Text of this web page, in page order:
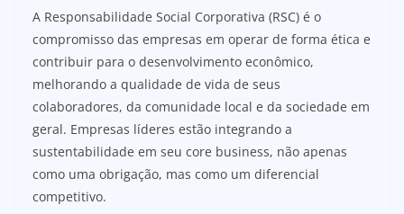
A Responsabilidade Social Corporativa (RSC) é o
compromisso das empresas em operar de forma ética e
contribuir para o desenvolvimento econômico,
melhorando a qualidade de vida de seus
colaboradores, da comunidade local e da sociedade em
geral. Empresas líderes estão integrando a
sustentabilidade em seu core business, não apenas
como uma obrigação, mas como um diferencial
competitivo.